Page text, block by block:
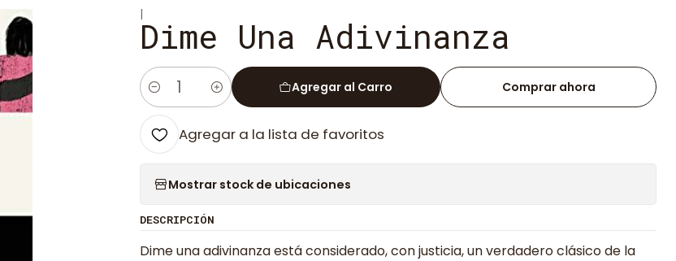
|
Dime Una Adivinanza
Cantidad
Agregar al Carro Comprar ahora
Agregar a la lista de favoritos
Mostrar stock de ubicaciones
DESCRIPCIÓN
Dime una adivinanza está considerado, con justicia, un verdadero clásico de la